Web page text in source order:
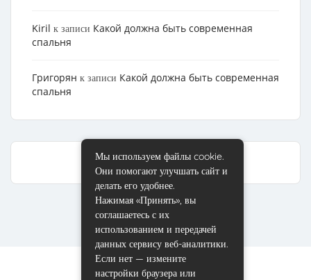
Kiril к записи Какой должна быть современная
спальня
Григорян к записи Какой должна быть современная
спальня
Мы используем файлы cookie.
Они помогают улучшать сайт и
делать его удобнее.
Нажимая «Принять», вы
соглашаетесь с их
использованием и передачей
данных сервису веб-аналитики.
Если нет — измените
настройки браузера или